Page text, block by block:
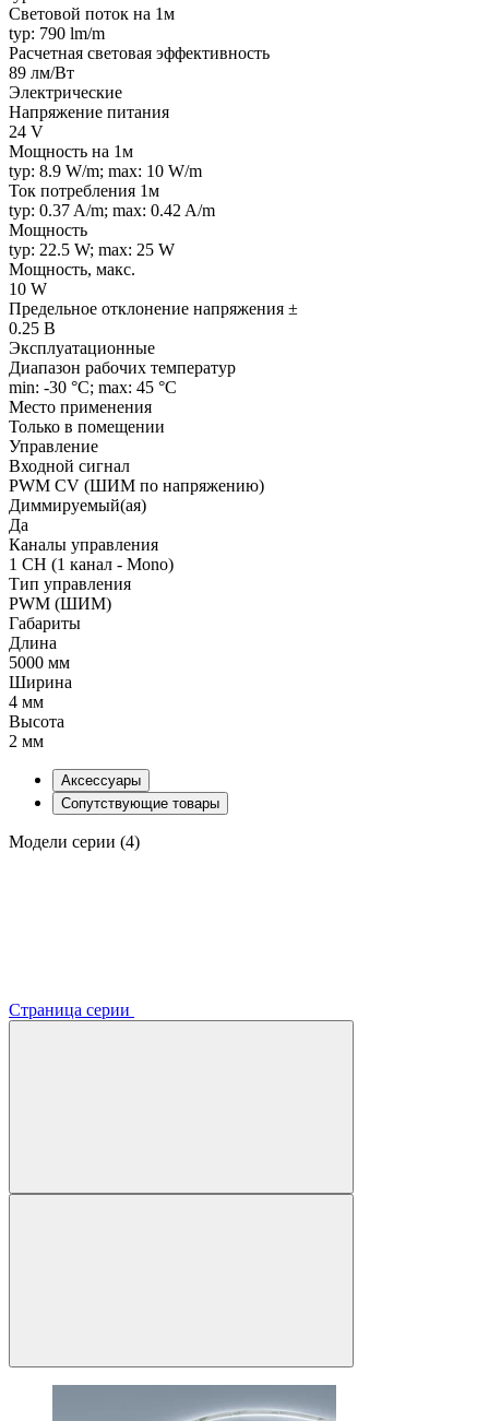
Световой поток на 1м
typ: 790 lm/m
Расчетная световая эффективность
89 лм/Вт
Электрические
Напряжение питания
24 V
Мощность на 1м
typ: 8.9 W/m; max: 10 W/m
Ток потребления 1м
typ: 0.37 A/m; max: 0.42 A/m
Мощность
typ: 22.5 W; max: 25 W
Мощность, макс.
10 W
Предельное отклонение напряжения ±
0.25 В
Эксплуатационные
Диапазон рабочих температур
min: -30 °C; max: 45 °C
Место применения
Только в помещении
Управление
Входной сигнал
PWM СV (ШИМ по напряжению)
Диммируемый(ая)
Да
Каналы управления
1 CH (1 канал - Mono)
Тип управления
PWM (ШИМ)
Габариты
Длина
5000 мм
Ширина
4 мм
Высота
2 мм
Аксессуары
Сопутствующие товары
Модели серии (4)
Страница серии